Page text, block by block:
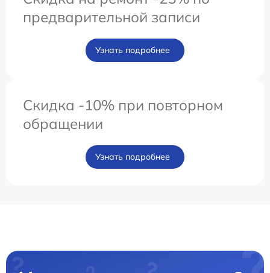
предварительной записи
Узнать подробнее
Скидка -10% при повторном
обращении
Узнать подробнее